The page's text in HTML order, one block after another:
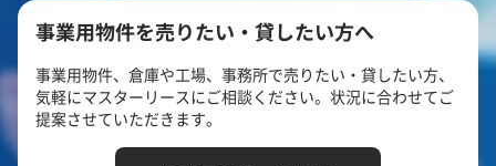
事業用物件を売りたい・貸したい方へ
事業用物件、倉庫や工場、事務所で売りたい・貸したい方、
気軽にマスターリースにご相談ください。状況に合わせてご
提案させていただきます。